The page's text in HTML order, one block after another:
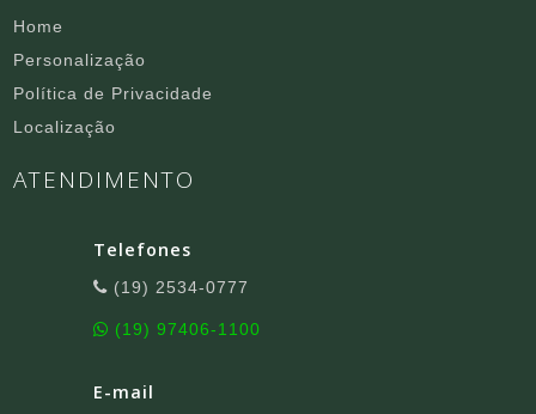
Home
Personalização
Política de Privacidade
Localização
ATENDIMENTO
Telefones
(19) 2534-0777
(19) 97406-1100
E-mail